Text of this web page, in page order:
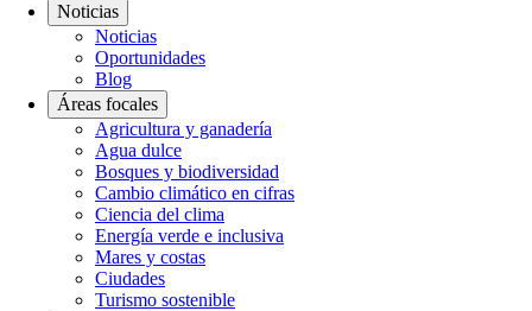
Noticias
Noticias
Oportunidades
Blog
Áreas focales
Agricultura y ganadería
Agua dulce
Bosques y biodiversidad
Cambio climático en cifras
Ciencia del clima
Energía verde e inclusiva
Mares y costas
Ciudades
Turismo sostenible